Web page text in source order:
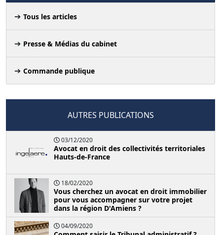
Tous les articles
Presse & Médias du cabinet
Commande publique
AUTRES PUBLICATIONS
03/12/2020
Avocat en droit des collectivités territoriales
Hauts-de-France
18/02/2020
Vous cherchez un avocat en droit immobilier
pour vous accompagner sur votre projet
dans la région D'Amiens ?
04/09/2020